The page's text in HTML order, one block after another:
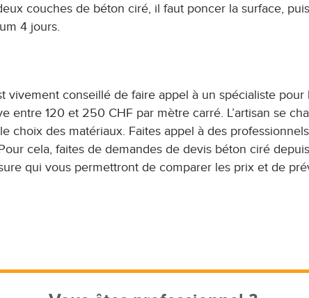
couches de béton ciré, il faut poncer la surface, puis
4 jours.
vivement conseillé de faire appel à un spécialiste pour
120 et 250 CHF par mètre carré. L’artisan se
choix des matériaux. Faites appel à des
cela, faites de demandes de devis béton ciré
qui vous permettront de comparer les prix et de